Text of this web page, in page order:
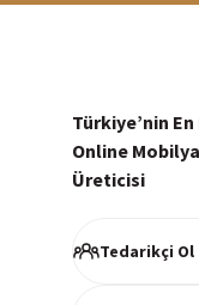
Siparişleriniz en
%100 müşteri
Türkiye’nin
Online Mobilya
Üreticisi
Tedarikçi Ol